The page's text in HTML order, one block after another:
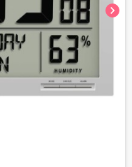
chevron_right